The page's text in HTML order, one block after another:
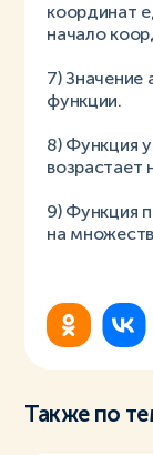
координат
начало
7) Значение
функции.
8) Функция
возрастает
9) Функция
на
Также по